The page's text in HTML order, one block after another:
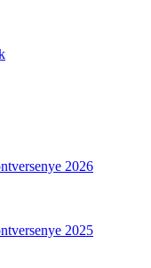
2026
2025